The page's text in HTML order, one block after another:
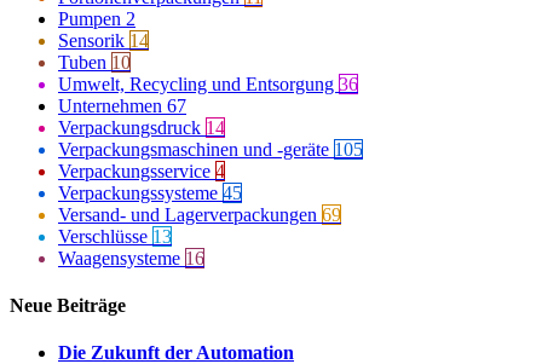
Pumpen 2
Sensorik 14
Tuben 10
Umwelt, Recycling und Entsorgung 36
Unternehmen 67
Verpackungsdruck 14
Verpackungsmaschinen und -geräte 105
Verpackungsservice 4
Verpackungssysteme 45
Versand- und Lagerverpackungen 69
Verschlüsse 13
Waagensysteme 16
Neue Beiträge
Die Zukunft der Automation